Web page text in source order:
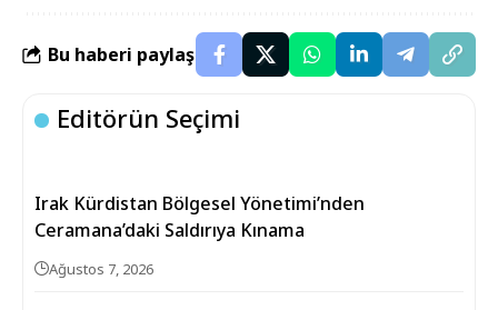
Bu haberi paylaş
Editörün Seçimi
Irak Kürdistan Bölgesel Yönetimi’nden
Ceramana’daki Saldırıya Kınama
Ağustos 7, 2026